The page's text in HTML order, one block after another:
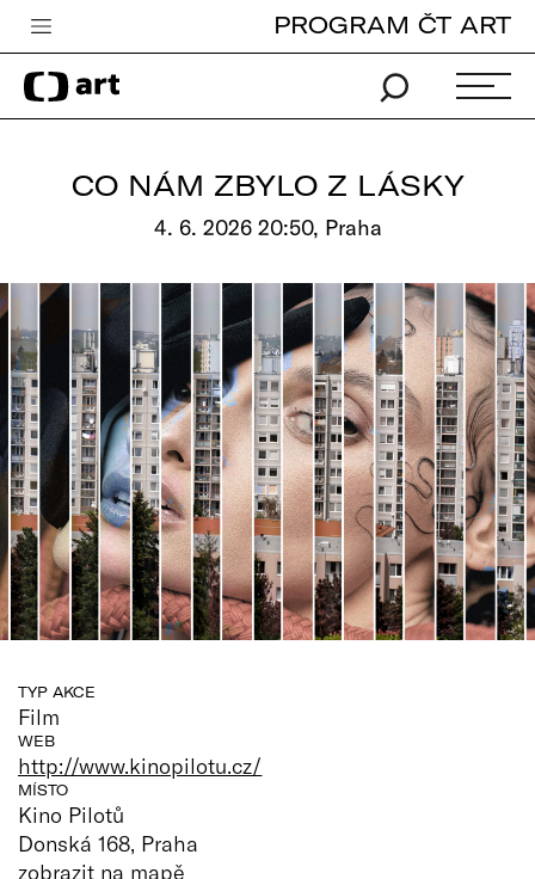
Česká televize
Zpravodajství
Pro děti
edu
Vše o ČT
PROGRAM ČT ART
CO NÁM ZBYLO Z LÁSKY
4. 6. 2026 20:50, Praha
TYP AKCE
Film
WEB
http://www.kinopilotu.cz/
MÍSTO
Kino Pilotů
Donská 168, Praha
zobrazit na mapě